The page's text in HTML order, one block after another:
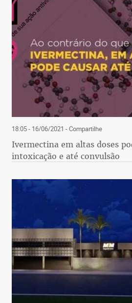
18:05 - 16/06/2021 - Compartilhe
Ivermectina em altas doses
intoxicação e até convulsão